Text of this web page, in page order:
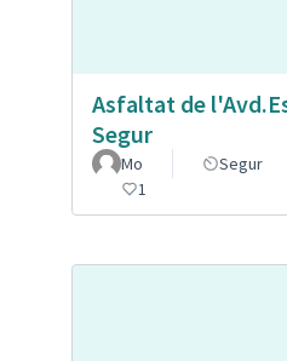
Asfaltat de
Segur
Mo Segur
1